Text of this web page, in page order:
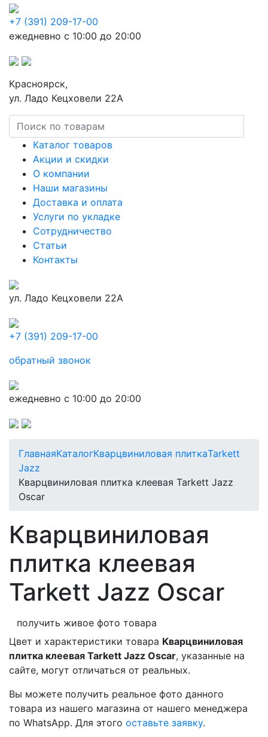
+7 (391) 209-17-00
ежедневно с 10:00 до 20:00
Красноярск,
ул. Ладо Кецховели 22А
Каталог товаров
Акции и скидки
О компании
Наши магазины
Доставка и оплата
Услуги по укладке
Сотрудничество
Статьи
Контакты
ул. Ладо Кецховели 22А
+7 (391) 209-17-00
обратный звонок
ежедневно с 10:00 до 20:00
ГлавнаяКаталогКварцвиниловая плиткаTarkett
Jazz
Кварцвиниловая плитка клеевая Tarkett Jazz
Oscar
Кварцвиниловая
плитка клеевая
Tarkett Jazz Oscar
получить живое фото товара
Цвет и характеристики товара Кварцвиниловая
плитка клеевая Tarkett Jazz Oscar, указанные на
сайте, могут отличаться от реальных.
Вы можете получить реальное фото данного
товара из нашего магазина от нашего менеджера
по WhatsApp. Для этого оставьте заявку.